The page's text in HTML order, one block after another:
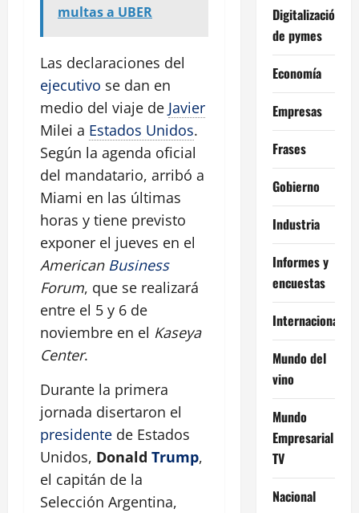
multas a UBER
Las declaraciones del
ejecutivo se dan en
medio del viaje de Javier
Milei a Estados Unidos.
Según la agenda oficial
del mandatario, arribó a
Miami en las últimas
horas y tiene previsto
exponer el jueves en el
American Business
Forum, que se realizará
entre el 5 y 6 de
noviembre en el Kaseya
Center.
Durante la primera
jornada disertaron el
presidente de Estados
Unidos, Donald Trump,
el capitán de la
Selección Argentina,
Digitalización
de pymes
Economía
Empresas
Frases
Gobierno
Industria
Informes y
encuestas
Internacional
Mundo del
vino
Mundo
Empresarial
TV
Nacional